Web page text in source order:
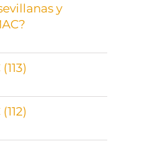
y